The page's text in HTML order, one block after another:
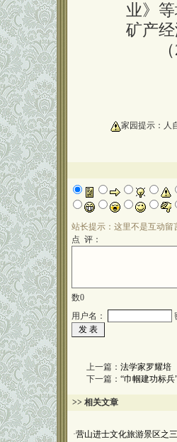
业》
矿产
（
家园提示：人
站长提示：这里不是互动留
点 评：
数0
用户名：
上一篇： 法学家罗耀培
下一篇： “巾帼建功标兵
>> 相关文章
·营山进士文化旅游景区之